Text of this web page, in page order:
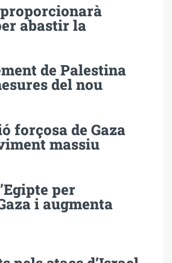
proporcionarà
abastir la
de Palestina
del nou
forçosa de Gaza
massiu
per
i augmenta